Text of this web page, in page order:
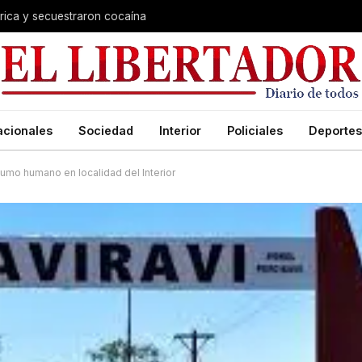
y secuestraron cocaína
Sociedad Interior Policiales Deportes
humano en localidad del Interior